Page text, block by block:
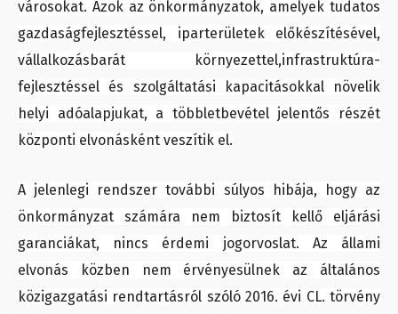
városokat. Azok az önkormányzatok, amelyek tudatos
gazdaságfejlesztéssel, iparterületek előkészítésével,
vállalkozásbarát környezettel,infrastruktúra-
fejlesztéssel és szolgáltatási kapacitásokkal növelik
helyi adóalapjukat, a többletbevétel jelentős részét
központi elvonásként veszítik el.
A jelenlegi rendszer további súlyos hibája, hogy az
önkormányzat számára nem biztosít kellő eljárási
garanciákat, nincs érdemi jogorvoslat. Az állami
elvonás közben nem érvényesülnek az általános
közigazgatási rendtartásról szóló 2016. évi CL. törvény